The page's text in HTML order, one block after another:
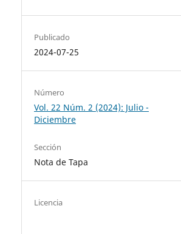
Publicado
2024-07-25
Número
Vol. 22 Núm. 2 (2024): Julio -
Diciembre
Sección
Nota de Tapa
Licencia